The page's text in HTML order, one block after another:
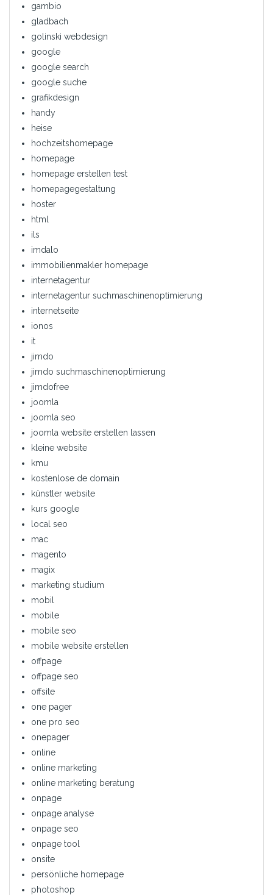
gambio
gladbach
golinski webdesign
google
google search
google suche
grafikdesign
handy
heise
hochzeitshomepage
homepage
homepage erstellen test
homepagegestaltung
hoster
html
ils
imdalo
immobilienmakler homepage
internetagentur
internetagentur suchmaschinenoptimierung
internetseite
ionos
it
jimdo
jimdo suchmaschinenoptimierung
jimdofree
joomla
joomla seo
joomla website erstellen lassen
kleine website
kmu
kostenlose de domain
künstler website
kurs google
local seo
mac
magento
magix
marketing studium
mobil
mobile
mobile seo
mobile website erstellen
offpage
offpage seo
offsite
one pager
one pro seo
onepager
online
online marketing
online marketing beratung
onpage
onpage analyse
onpage seo
onpage tool
onsite
persönliche homepage
photoshop